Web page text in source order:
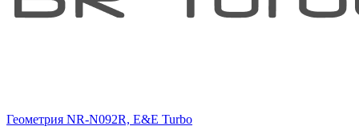
Геометрия NR-N092R, E&E Turbo